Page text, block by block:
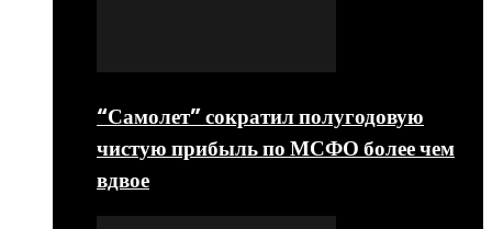
“Самолет” сократил полугодовую
чистую прибыль по МСФО более чем
вдвое